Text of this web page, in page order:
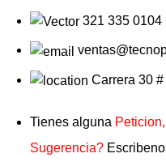
321 335 0104
Carrera 30
Tienes alguna
Sugerencia?